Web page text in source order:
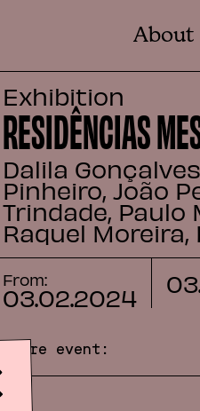
About
Exhibition
RESIDÊNCIAS
Dalila
Pinheiro, João
Trindade, Paulo
Raquel Moreira,
From:
03.02.2024 03
Share event: